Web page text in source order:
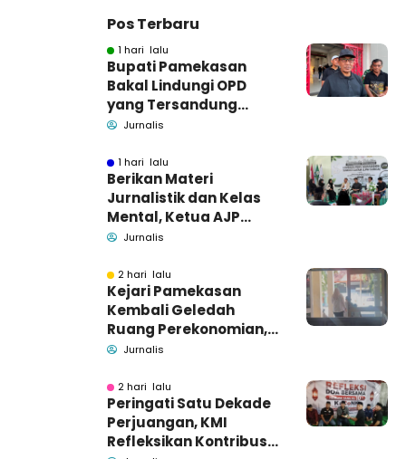
Pos Terbaru
1 hari lalu
Bupati Pamekasan
Bakal Lindungi OPD
yang Tersandung
Dugaan Korupsi
Jurnalis
1 hari lalu
Berikan Materi
Jurnalistik dan Kelas
Mental, Ketua AJP
Bakar Semangat LPM
Jurnalis
2 hari lalu
Kejari Pamekasan
Kembali Geledah
Ruang Perekonomian,
Pidsus: Tunggu Saja!
Jurnalis
2 hari lalu
Peringati Satu Dekade
Perjuangan, KMI
Refleksikan Kontribusi